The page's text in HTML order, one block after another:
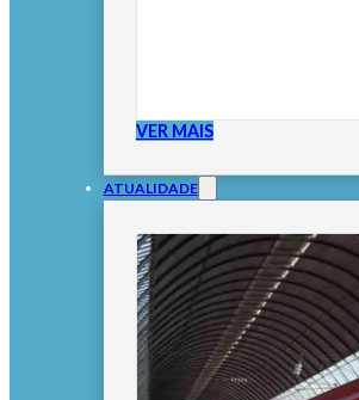
VER MAIS
ATUALIDADE